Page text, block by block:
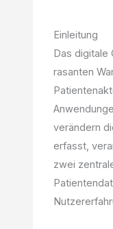
Einleitung
Das digitale
rasanten
verändern
erfasst,
zwei